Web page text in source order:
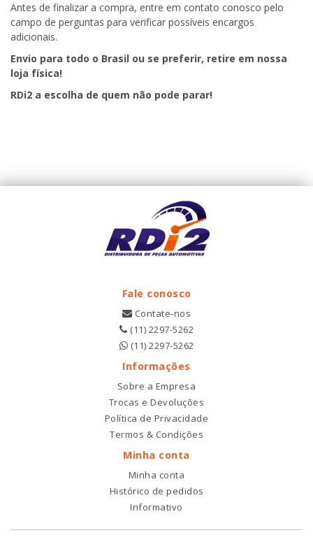
Antes de finalizar a compra, entre em contato conosco pelo
campo de perguntas para verificar possíveis encargos
adicionais.
Envio para todo o Brasil ou se preferir, retire em nossa
loja física!
RDi2 a escolha de quem não pode parar!
Fale conosco
Contate-nos
(11) 2297-5262
(11) 2297-5262
Informações
Sobre a Empresa
Trocas e Devoluções
Política de Privacidade
Termos & Condições
Minha conta
Minha conta
Histórico de pedidos
Informativo